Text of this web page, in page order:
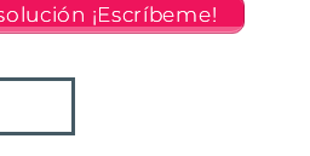
¡Escríbeme!